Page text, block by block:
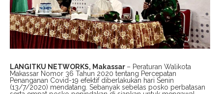
LANGITKU NETWORKS, Makassar – Peraturan Walikota
Makassar Nomor 36 Tahun 2020 tentang Percepatan
Penanganan Covid-19 efektif diberlakukan hari Senin
(13/7/2020) mendatang. Sebanyak sebelas posko perbatasan